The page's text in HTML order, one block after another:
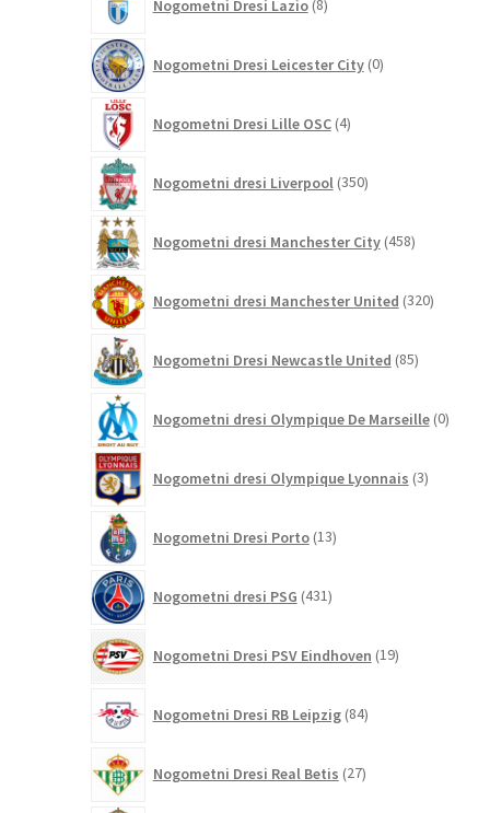
Nogometni Dresi Lazio 8izdelkov
Nogometni Dresi Leicester City 0izdelkov
Nogometni Dresi Lille OSC 4izdelki
Nogometni dresi Liverpool 350izdelkov
Nogometni dresi Manchester City 458izdelkov
Nogometni dresi Manchester United 320izdelkov
Nogometni Dresi Newcastle United 85izdelkov
Nogometni dresi Olympique De Marseille 0
Nogometni dresi Olympique Lyonnais 3izdelki
Nogometni Dresi Porto 13izdelkov
Nogometni dresi PSG 431izdelkov
Nogometni Dresi PSV Eindhoven 19izdelkov
Nogometni Dresi RB Leipzig 84izdelkov
Nogometni Dresi Real Betis 27izdelkov